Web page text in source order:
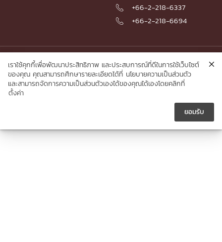

 +66-2-218-6337
 +66-2-218-6694
© 2026 Faculty of Engineering, Chulalongkorn University
เราใช้คุกกี้เพื่อพัฒนาประสิทธิภาพ และประสบการณ์ที่ดีในการใช้เว็บไซต์
ของคุณ คุณสามารถศึกษารายละเอียดได้ที่ นโยบายความเป็นส่วนตัว
และสามารถจัดการความเป็นส่วนตัวเองได้ของคุณได้เองโดยคลิกที่
ตั้งค่า
ยอมรับ